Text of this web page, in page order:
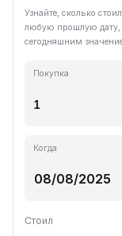
Узнайте, сколько
любую прошлую дату,
сегодняшним
Покупка
Когда
Стоил